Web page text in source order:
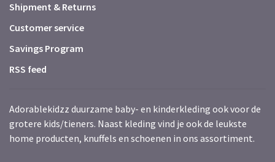
Shipment & Returns
Customer service
Savings Program
RSS feed
Adorablekidzz duurzame baby- en kinderkleding ook voor de
grotere kids/tieners. Naast kleding vind je ook de leukste
home producten, knuffels en schoenen in ons assortiment.